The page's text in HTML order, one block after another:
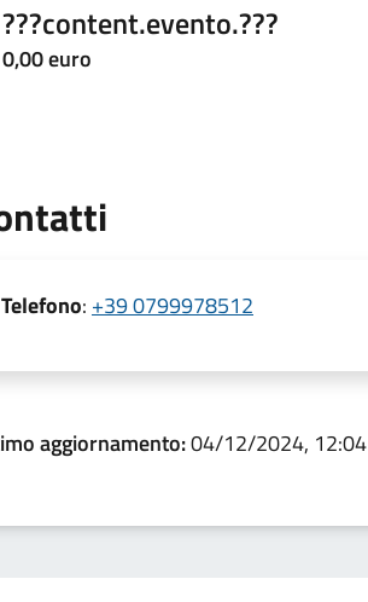
???content.evento.???
0,00 euro
Telefono: +39 0799978512
aggiornamento:04/12/2024, 12:04